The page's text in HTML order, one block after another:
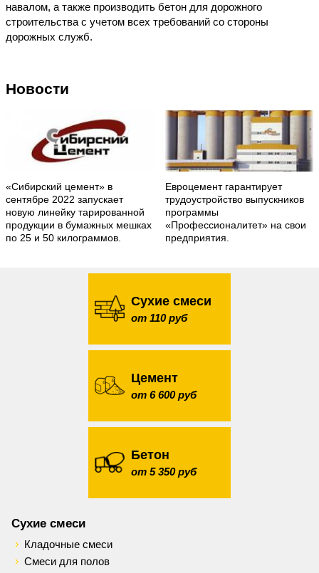
навалом, а также производить бетон для дорожного
строительства с учетом всех требований со стороны
дорожных служб.
Новости
«Сибирский цемент» в
сентябре 2022 запускает
новую линейку тарированной
продукции в бумажных мешках
по 25 и 50 килограммов.
Евроцемент гарантирует
трудоустройство выпускников
программы
«Профессионалитет» на свои
предприятия.
Сухие смеси
от 110 руб
Цемент
от 6 600 руб
Бетон
от 5 350 руб
Сухие смеси
Кладочные смеси
Смеси для полов